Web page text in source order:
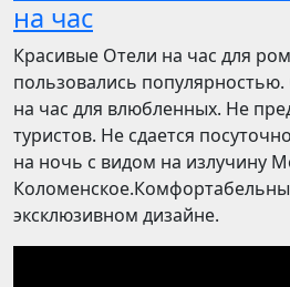
на час
Красивые Отели на час для
пользовались
на час для влюбленных. Не
туристов. Не сдается
на ночь с видом на излучину
эксклюзивном дизайне.